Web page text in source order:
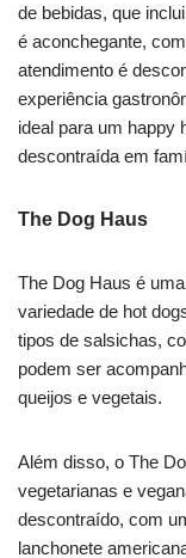
de bebidas, que
é aconchegante,
atendimento é
experiência
ideal para um happy
descontraída em
The Dog Haus
The Dog Haus é
variedade de hot
tipos de salsichas,
podem ser
queijos e vegetais.
Além disso, o The
vegetarianas e
descontraído, com
lanchonete